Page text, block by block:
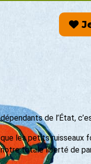
de l’État,
les petits ruisseaux
totale liberté de